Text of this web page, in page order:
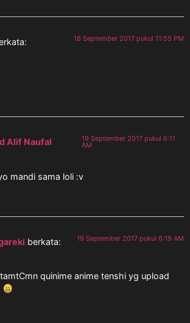
18 September 2017 pukul 11:55 PM
Alif Naufal
19 September 2017 pukul 6:11
AM
mandi sama loli :v
berkata: 19 September 2017 pukul 6:19 AM
quinime anime tenshi yg upload